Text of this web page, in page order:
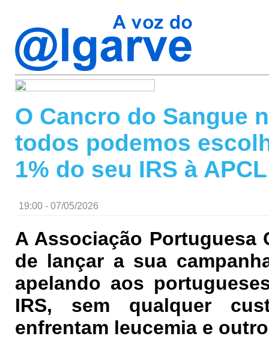
O Cancro do Sangue
todos podemos
1% do seu IRS à APCL
19:00 - 07/05/2026
A Associação Portuguesa
de lançar a sua
apelando aos
IRS, sem qualquer
enfrentam leucemia e